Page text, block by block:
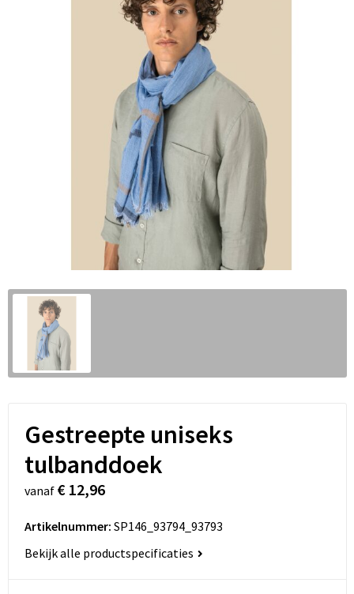
Gestreepte uniseks
tulbanddoek
vanaf € 12,96
Artikelnummer: SP146_93794_93793
Bekijk alle productspecificaties